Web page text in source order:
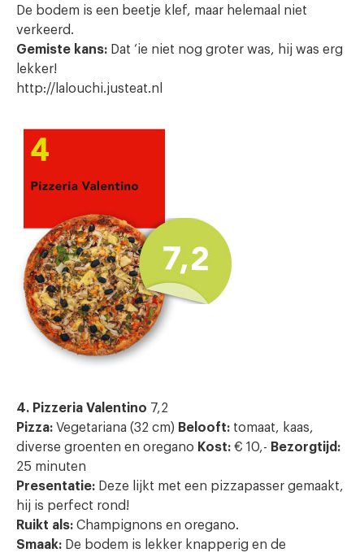
De bodem is een beetje klef, maar helemaal niet
verkeerd.
Gemiste kans: Dat ‘ie niet nog groter was, hij was erg
lekker!
http://lalouchi.justeat.nl
4. Pizzeria Valentino 7,2
Pizza: Vegetariana (32 cm) Belooft: tomaat, kaas,
diverse groenten en oregano Kost: € 10,- Bezorgtijd:
25 minuten
Presentatie: Deze lijkt met een pizzapasser gemaakt,
hij is perfect rond!
Ruikt als: Champignons en oregano.
Smaak: De bodem is lekker knapperig en de